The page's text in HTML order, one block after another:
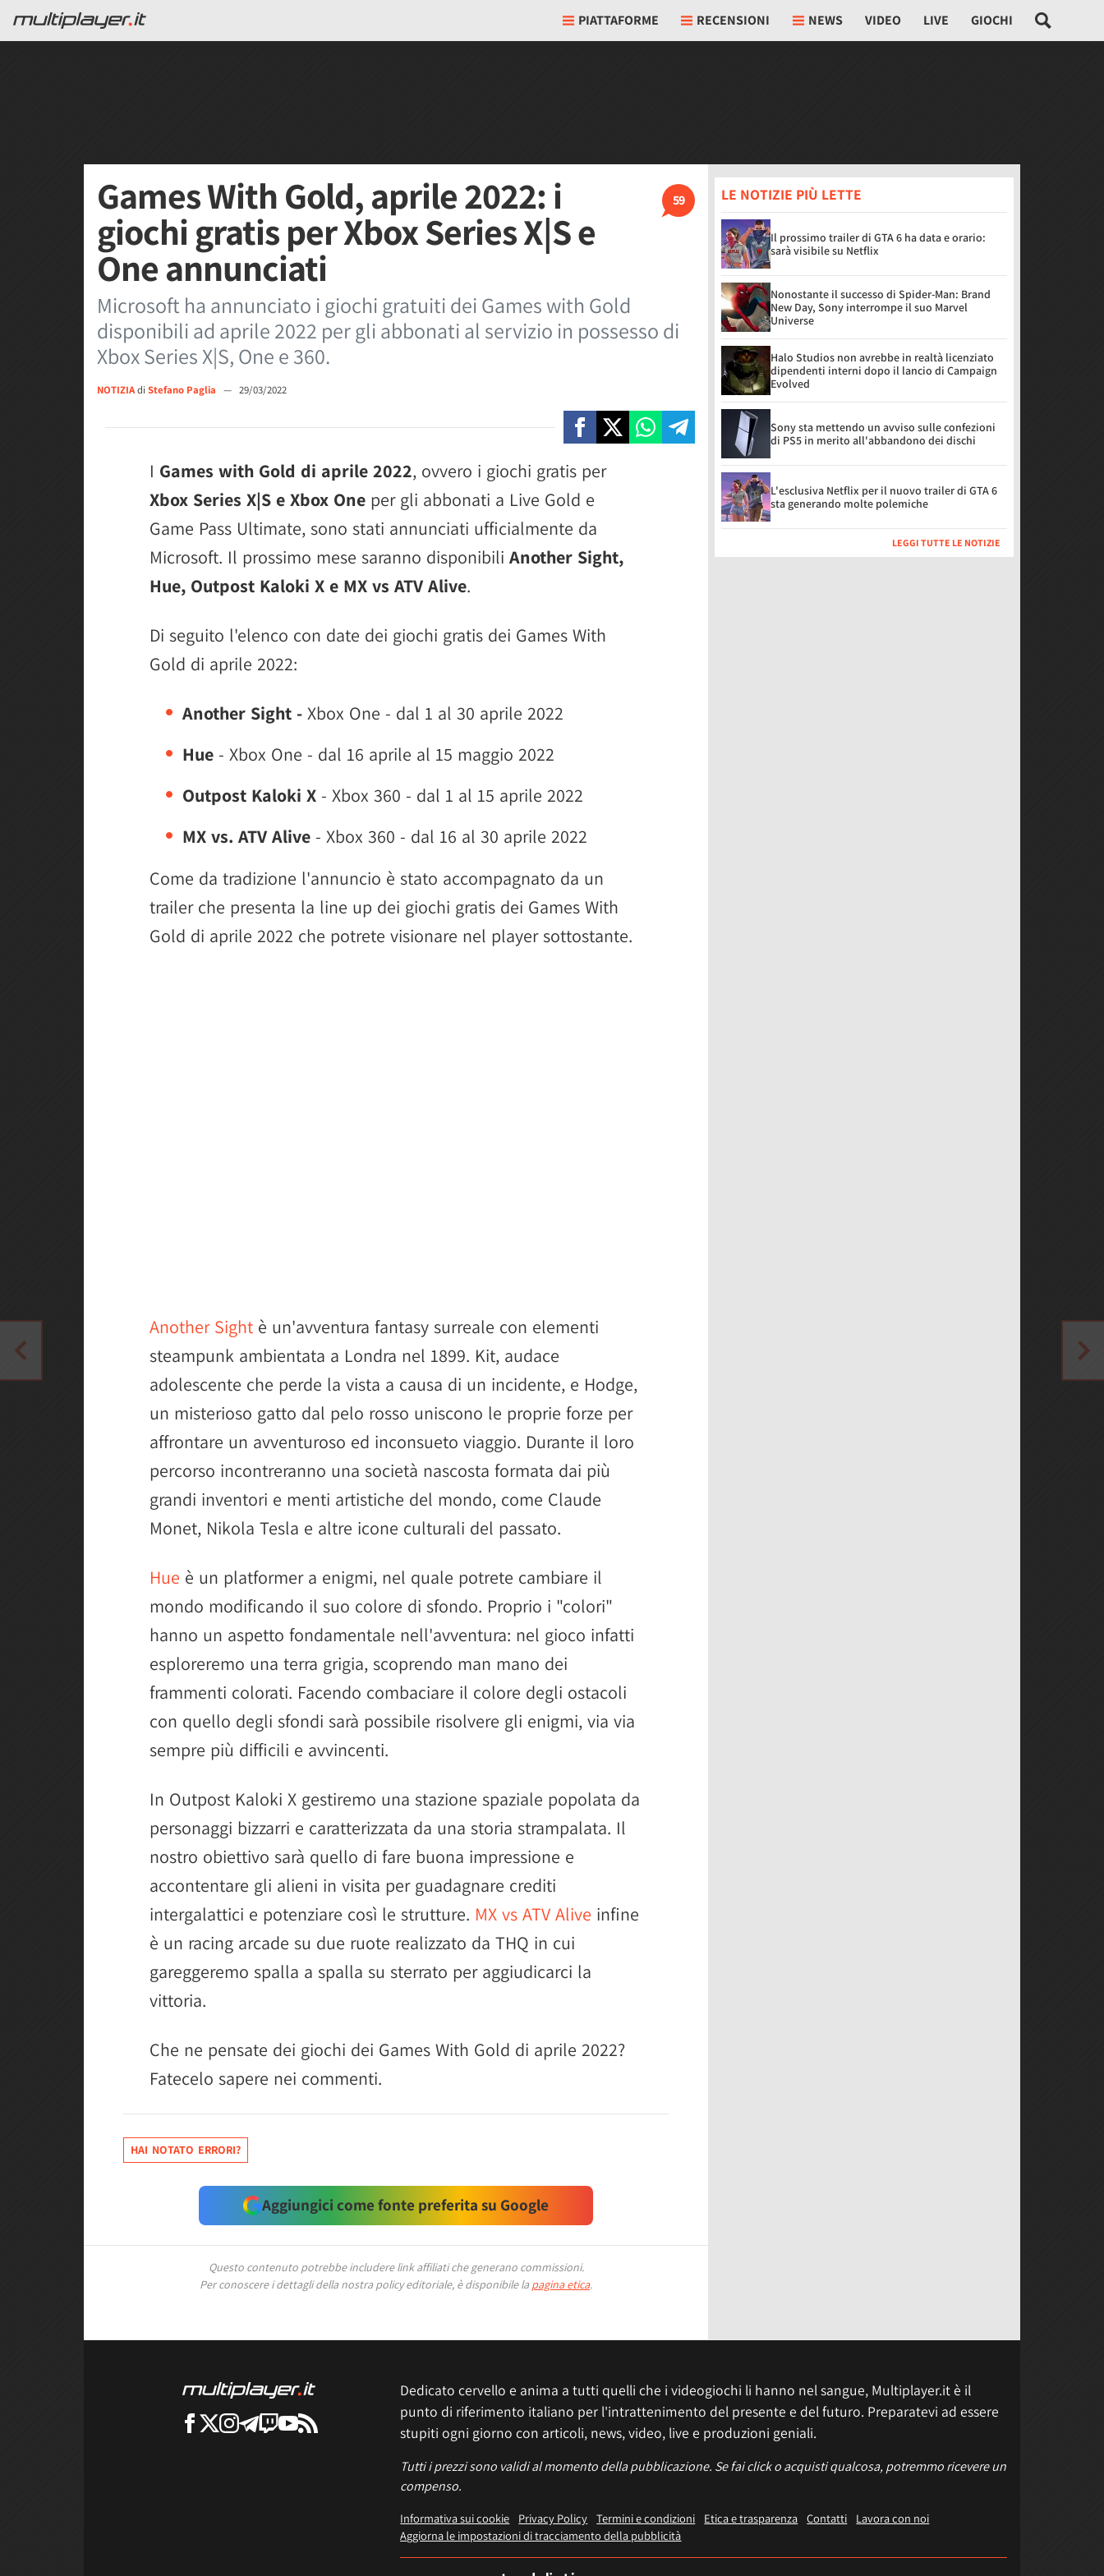
PIATTAFORME RECENSIONI NEWS VIDEO LIVE GIOCHI
59
Games With Gold, aprile 2022: i
giochi gratis per Xbox Series X|S e
One annunciati
Microsoft ha annunciato i giochi gratuiti dei Games with Gold
disponibili ad aprile 2022 per gli abbonati al servizio in possesso di
Xbox Series X|S, One e 360.
NOTIZIAdi Stefano Paglia — 29/03/2022
I Games with Gold di aprile 2022, ovvero i giochi gratis per
Xbox Series X|S e Xbox One per gli abbonati a Live Gold e
Game Pass Ultimate, sono stati annunciati ufficialmente da
Microsoft. Il prossimo mese saranno disponibili Another Sight,
Hue, Outpost Kaloki X e MX vs ATV Alive.
Di seguito l'elenco con date dei giochi gratis dei Games With
Gold di aprile 2022:
Another Sight - Xbox One - dal 1 al 30 aprile 2022
Hue - Xbox One - dal 16 aprile al 15 maggio 2022
Outpost Kaloki X - Xbox 360 - dal 1 al 15 aprile 2022
MX vs. ATV Alive - Xbox 360 - dal 16 al 30 aprile 2022
Come da tradizione l'annuncio è stato accompagnato da un
trailer che presenta la line up dei giochi gratis dei Games With
Gold di aprile 2022 che potrete visionare nel player sottostante.
Another Sight è un'avventura fantasy surreale con elementi
steampunk ambientata a Londra nel 1899. Kit, audace
adolescente che perde la vista a causa di un incidente, e Hodge,
un misterioso gatto dal pelo rosso uniscono le proprie forze per
affrontare un avventuroso ed inconsueto viaggio. Durante il loro
percorso incontreranno una società nascosta formata dai più
grandi inventori e menti artistiche del mondo, come Claude
Monet, Nikola Tesla e altre icone culturali del passato.
Hue è un platformer a enigmi, nel quale potrete cambiare il
mondo modificando il suo colore di sfondo. Proprio i "colori"
hanno un aspetto fondamentale nell'avventura: nel gioco infatti
esploreremo una terra grigia, scoprendo man mano dei
frammenti colorati. Facendo combaciare il colore degli ostacoli
con quello degli sfondi sarà possibile risolvere gli enigmi, via via
sempre più difficili e avvincenti.
In Outpost Kaloki X gestiremo una stazione spaziale popolata da
personaggi bizzarri e caratterizzata da una storia strampalata. Il
nostro obiettivo sarà quello di fare buona impressione e
accontentare gli alieni in visita per guadagnare crediti
intergalattici e potenziare così le strutture. MX vs ATV Alive infine
è un racing arcade su due ruote realizzato da THQ in cui
gareggeremo spalla a spalla su sterrato per aggiudicarci la
vittoria.
Che ne pensate dei giochi dei Games With Gold di aprile 2022?
Fatecelo sapere nei commenti.
HAI NOTATO ERRORI?
Aggiungici come fonte preferita su Google
Questo contenuto potrebbe includere link affiliati che generano commissioni.
Per conoscere i dettagli della nostra policy editoriale, è disponibile la pagina etica.
LE NOTIZIE PIÙ LETTE
Il prossimo trailer di GTA 6 ha data e orario:
sarà visibile su Netflix
Nonostante il successo di Spider-Man: Brand
New Day, Sony interrompe il suo Marvel
Universe
Halo Studios non avrebbe in realtà licenziato
dipendenti interni dopo il lancio di Campaign
Evolved
Sony sta mettendo un avviso sulle confezioni
di PS5 in merito all'abbandono dei dischi
L'esclusiva Netflix per il nuovo trailer di GTA 6
sta generando molte polemiche
LEGGI TUTTE LE NOTIZIE
Dedicato cervello e anima a tutti quelli che i videogiochi li hanno nel sangue, Multiplayer.it è il
punto di riferimento italiano per l'intrattenimento del presente e del futuro. Preparatevi ad essere
stupiti ogni giorno con articoli, news, video, live e produzioni geniali.
Tutti i prezzi sono validi al momento della pubblicazione. Se fai click o acquisti qualcosa, potremmo ricevere un
compenso.
Informativa sui cookie Privacy Policy Termini e condizioni Etica e trasparenza Contatti
Lavora con noi
Aggiorna le impostazioni di tracciamento della pubblicità